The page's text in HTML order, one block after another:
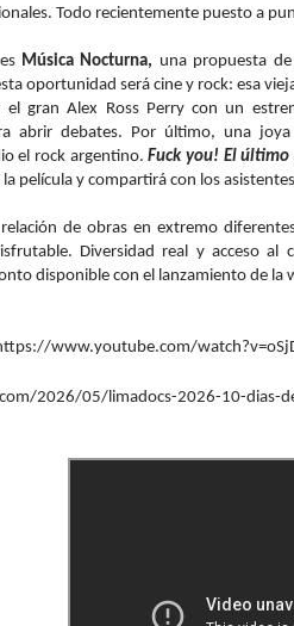
Todo recientemente puesto a
Música Nocturna, una propuesta
oportunidad será cine y rock: esa
gran Alex Ross Perry con un
abrir debates. Por último, una
el rock argentino. Fuck you! El último
película y compartirá con los
de obras en extremo
Diversidad real y acceso
disponible con el lanzamiento de la
www.youtube.com/watch?v=
2026/05/limadocs-2026-10-dias-